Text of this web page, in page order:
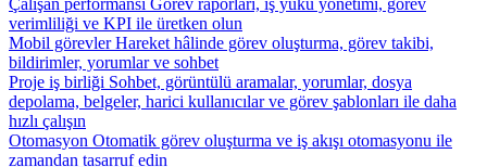
Çalışan performansı Görev raporları, iş yükü yönetimi, görev
verimliliği ve KPI ile üretken olun
Mobil görevler Hareket hâlinde görev oluşturma, görev takibi,
bildirimler, yorumlar ve sohbet
Proje iş birliği Sohbet, görüntülü aramalar, yorumlar, dosya
depolama, belgeler, harici kullanıcılar ve görev şablonları ile daha
hızlı çalışın
Otomasyon Otomatik görev oluşturma ve iş akışı otomasyonu ile
zamandan tasarruf edin